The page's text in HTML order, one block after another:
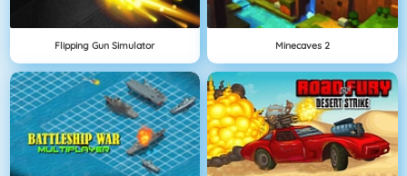
Flipping Gun Simulator Minecaves 2